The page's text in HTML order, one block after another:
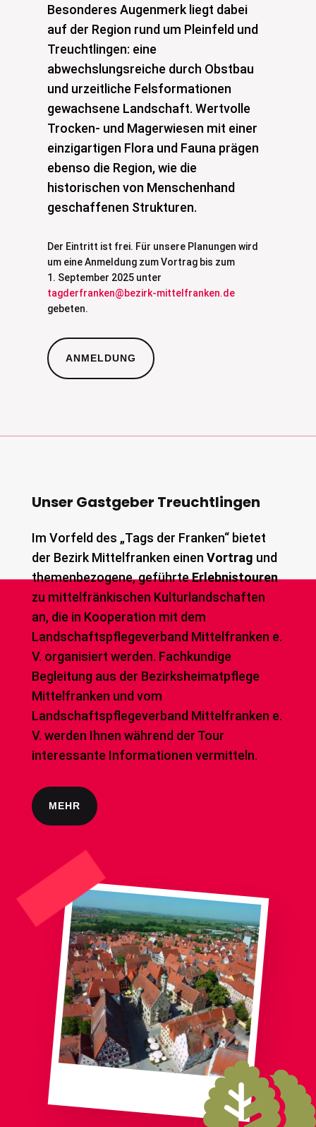
Besonderes Augenmerk liegt dabei
auf der Region rund um Pleinfeld und
Treuchtlingen: eine
abwechslungsreiche durch Obstbau
und urzeitliche Felsformationen
gewachsene Landschaft. Wertvolle
Trocken- und Magerwiesen mit einer
einzigartigen Flora und Fauna prägen
ebenso die Region, wie die
historischen von Menschenhand
geschaffenen Strukturen.
Der Eintritt ist frei. Für unsere Planungen wird
um eine Anmeldung zum Vortrag bis zum
1. September 2025 unter
tagderfranken@bezirk-mittelfranken.de
gebeten.
ANMELDUNG
Unser Gastgeber Treuchtlingen
Im Vorfeld des „Tags der Franken“ bietet
der Bezirk Mittelfranken einen Vortrag und
themenbezogene, geführteErlebnistouren
zu mittelfränkischen Kulturlandschaften
an, die in Kooperation mit dem
Landschaftspflegeverband Mittelfranken e.
V. organisiert werden. Fachkundige
Begleitung aus der Bezirksheimatpflege
Mittelfranken und vom
Landschaftspflegeverband Mittelfranken e.
V. werden Ihnen während der Tour
interessante Informationen vermitteln.
MEHR